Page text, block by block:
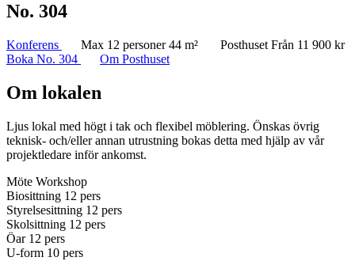
No. 304
Konferens Max 12 personer44 m² Posthuset Från 11 900 kr
Boka No. 304
Om Posthuset
Om lokalen
Ljus lokal med högt i tak och flexibel möblering. Önskas övrig
teknisk- och/eller annan utrustning bokas detta med hjälp av vår
projektledare inför ankomst.
Möte Workshop
Biosittning 12 pers
Styrelsesittning 12 pers
Skolsittning 12 pers
Öar 12 pers
U-form 10 pers